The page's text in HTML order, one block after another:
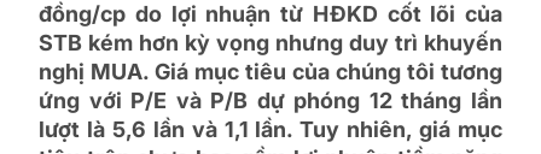
đồng/cp do lợi nhuận từ HĐKD cốt lõi của
STB kém hơn kỳ vọng nhưng duy trì khuyến
nghị MUA. Giá mục tiêu của chúng tôi tương
ứng với P/E và P/B dự phóng 12 tháng lần
lượt là 5,6 lần và 1,1 lần. Tuy nhiên, giá mục